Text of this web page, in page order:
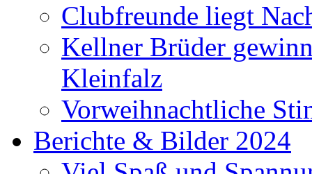
Clubfreunde liegt
Kellner Brüder
Kleinfalz
Vorweihnachtliche
Berichte & Bilder 2024